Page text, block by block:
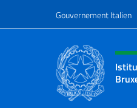
Gouvernement Italien
Site Web,